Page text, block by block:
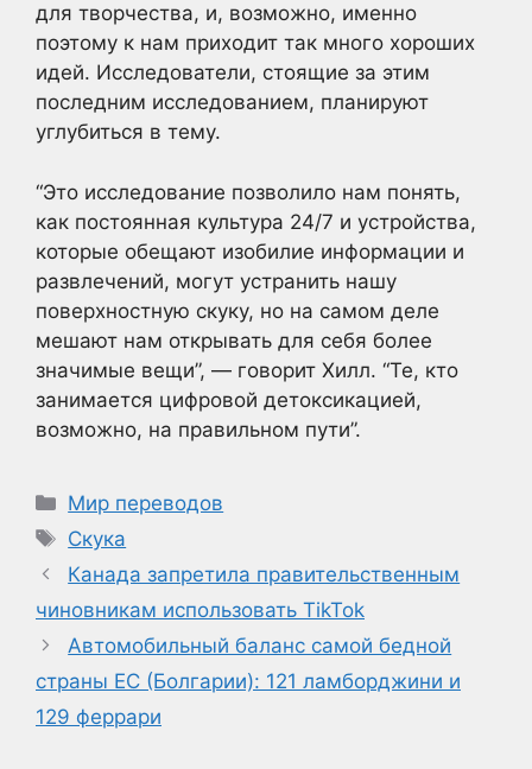
для творчества, и, возможно, именно
поэтому к нам приходит так много хороших
идей. Исследователи, стоящие за этим
последним исследованием, планируют
углубиться в тему.
“Это исследование позволило нам понять,
как постоянная культура 24/7 и устройства,
которые обещают изобилие информации и
развлечений, могут устранить нашу
поверхностную скуку, но на самом деле
мешают нам открывать для себя более
значимые вещи”, — говорит Хилл. “Те, кто
занимается цифровой детоксикацией,
возможно, на правильном пути”.
Рубрики
Мир переводов
Метки
Скука
Канада запретила правительственным
чиновникам использовать TikTok
Автомобильный баланс самой бедной
страны ЕС (Болгарии): 121 ламборджини и
129 феррари